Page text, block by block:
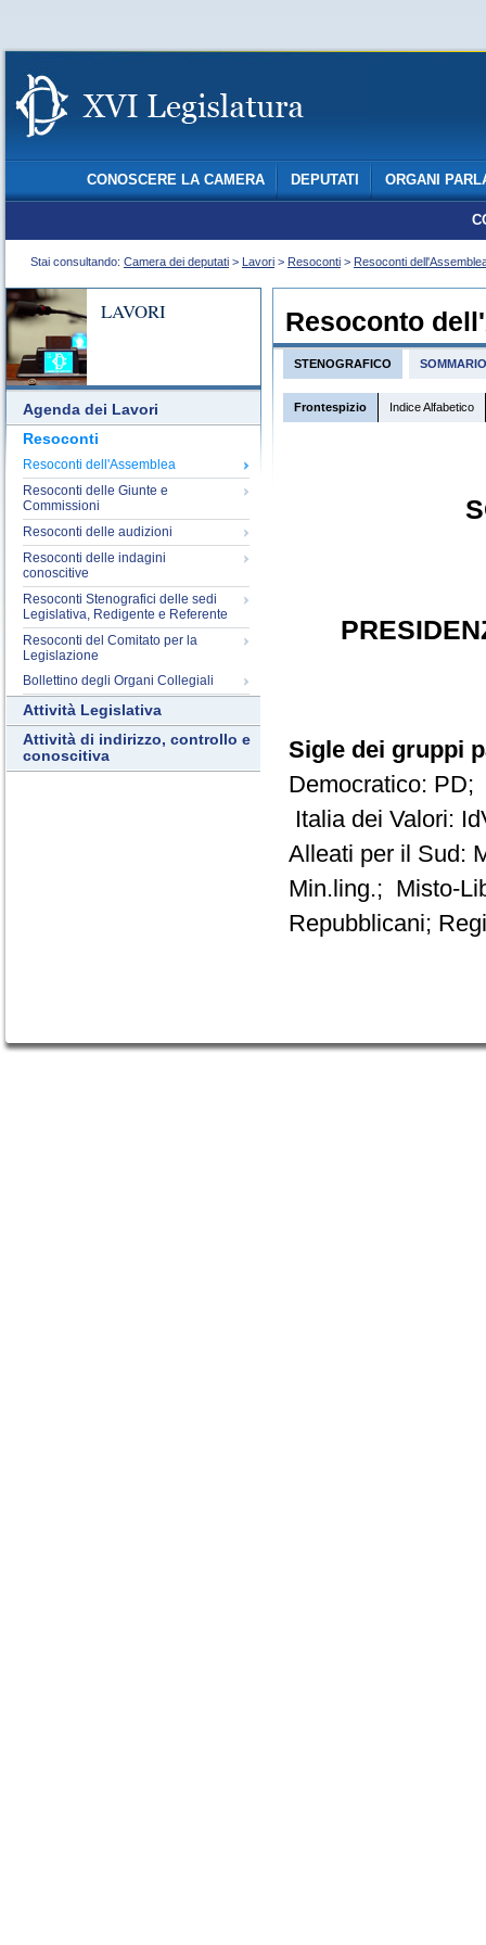
CONOSCERE LA CAMERA DEPUTATI ORGANI
Stai consultando: Camera dei deputati > Lavori > Resoconti > Resoconti
LAVORI
Agenda dei Lavori
Resoconti
Resoconti dell'Assemblea
Resoconti delle Giunte e
Commissioni
Resoconti delle audizioni
Resoconti delle indagini
conoscitive
Resoconti Stenografici delle sedi
Legislativa, Redigente e Referente
Resoconti del Comitato per la
Legislazione
Bollettino degli Organi Collegiali
Attività Legislativa
Attività di indirizzo, controllo e
conoscitiva
Resoconto
STENOGRAFICO SOMMARIO
Frontespizio Indice Alfabetico
Sigle dei gruppi
Democratico:
Italia dei Valori:
Alleati per il Sud:
Min.ling.; Misto-
Repubblicani;